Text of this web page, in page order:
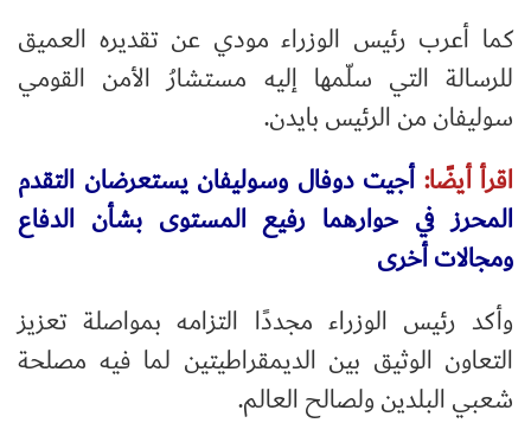
كما أعرب رئيس الوزراء مودي عن تقديره العميق
للرسالة التي سلّمها إليه مستشارُ الأمن القومي
سوليفان من الرئيس بايدن.
اقرأ أيضًا: أجيت دوفال وسوليفان يستعرضان التقدم
المحرز في حوارهما رفيع المستوى بشأن الدفاع
ومجالات أخرى
وأكد رئيس الوزراء مجددًا التزامه بمواصلة تعزيز
التعاون الوثيق بين الديمقراطيتين لما فيه مصلحة
شعبي البلدين ولصالح العالم.